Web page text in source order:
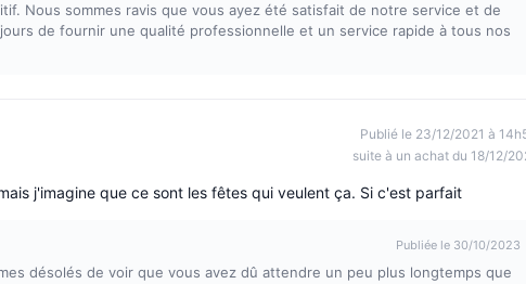
Nous sommes ravis que vous ayez été satisfait de notre service et de
de fournir une qualité professionnelle et un service rapide à tous nos
Publié le 23/12/2021 à
suite à un achat du 18/12/
j'imagine que ce sont les fêtes qui veulent ça. Si c'est parfait
Publiée le 30/10/2023
désolés de voir que vous avez dû attendre un peu plus longtemps que